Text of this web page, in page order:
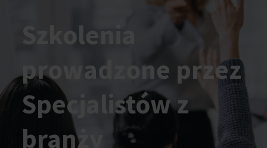
Szkolenia
prowadzone przez
Specjalistów z
branży